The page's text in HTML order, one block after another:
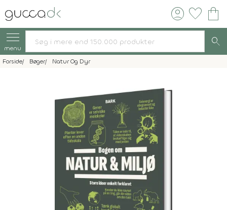
account_circle favorite shopping_bag
menu search
Forside Bøger Natur Og Dyr